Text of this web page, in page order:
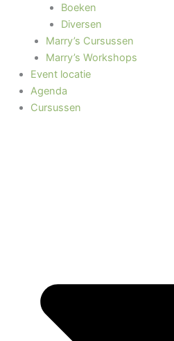
Boeken
Diversen
Marry’s Cursussen
Marry’s Workshops
Event locatie
Agenda
Cursussen